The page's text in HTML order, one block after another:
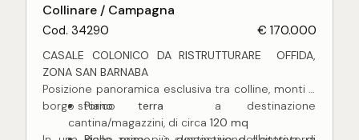
Collinare / Campagna
Cod. 34290 € 170.000
CASALE COLONICO DA RISTRUTTURARE  OFFIDA,
ZONA SAN BARNABA
Posizione panoramica esclusiva tra colline, monti e
borgo storicoPiano terra  a destinazione
cantina/magazzini, di circa120 mq